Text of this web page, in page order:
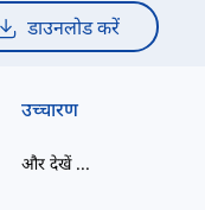
डाउनलोड करें
उच्चारण
और देखें...